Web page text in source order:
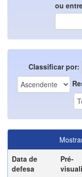
ou
Classificar por:
Data de
defesa
Pré-